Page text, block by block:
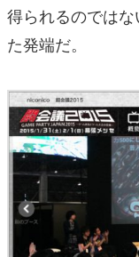
得られるのでは
た発端だ。